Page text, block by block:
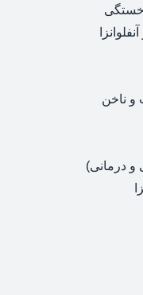
خستگی
و ناخن
و درمانی)